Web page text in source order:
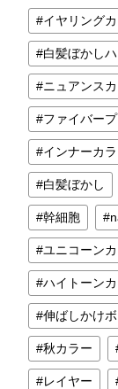
イヤリング
白髪ぼかし
ニュアンス
ファイバー
インナーカ
白髪ぼかし
幹細胞
ユニコーン
ハイトーン
伸ばしかけ
秋カラー
レイヤー